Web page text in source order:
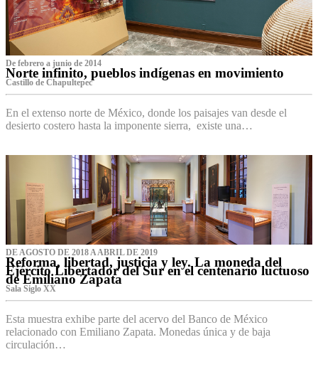
De febrero a junio de 2014
Norte infinito, pueblos indígenas en movimiento
Castillo de Chapultepec
En el extenso norte de México, donde los paisajes van desde el
desierto costero hasta la imponente sierra, existe una…
DE AGOSTO DE 2018 A ABRIL DE 2019
Reforma, libertad, justicia y ley. La moneda del
Ejército Libertador del Sur en el centenario luctuoso
de Emiliano Zapata
Sala Siglo XX
Esta muestra exhibe parte del acervo del Banco de México
relacionado con Emiliano Zapata. Monedas única y de baja
circulación…